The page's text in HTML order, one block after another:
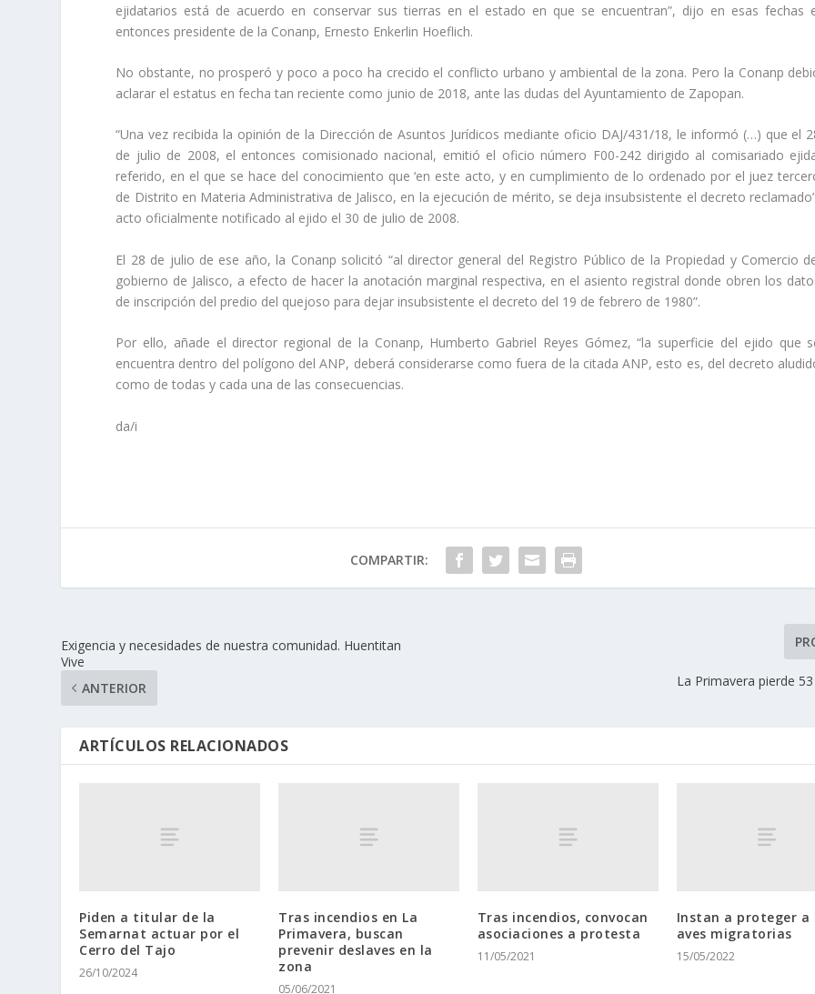
ejidatarios está de acuerdo en conservar sus tierras en el estado en que se encuentran”, dijo en esas fechas
entonces presidente de la Conanp, Ernesto Enkerlin Hoeflich.
No obstante, no prosperó y poco a poco ha crecido el conflicto urbano y ambiental de la zona. Pero la Conanp
aclarar el estatus en fecha tan reciente como junio de 2018, ante las dudas del Ayuntamiento de Zapopan.
“Una vez recibida la opinión de la Dirección de Asuntos Jurídicos mediante oficio DAJ/431/18, le informó (…) que el
de julio de 2008, el entonces comisionado nacional, emitió el oficio número F00-242 dirigido al comisariado
referido, en el que se hace del conocimiento que ‘en este acto, y en cumplimiento de lo ordenado por el juez
de Distrito en Materia Administrativa de Jalisco, en la ejecución de mérito, se deja insubsistente el decreto
acto oficialmente notificado al ejido el 30 de julio de 2008.
El 28 de julio de ese año, la Conanp solicitó “al director general del Registro Público de la Propiedad y Comercio
gobierno de Jalisco, a efecto de hacer la anotación marginal respectiva, en el asiento registral donde obren los
de inscripción del predio del quejoso para dejar insubsistente el decreto del 19 de febrero de 1980”.
Por ello, añade el director regional de la Conanp, Humberto Gabriel Reyes Gómez, “la superficie del ejido que
encuentra dentro del polígono del ANP, deberá considerarse como fuera de la citada ANP, esto es, del decreto
como de todas y cada una de las consecuencias.
da/i
COMPARTIR:
Exigencia y necesidades de nuestra comunidad. Huentitan
Vive
ANTERIOR
La Primavera pierde
ARTÍCULOS RELACIONADOS
Piden a titular de la
Semarnat actuar por el
Cerro del Tajo
26/10/2024
Tras incendios en La
Primavera, buscan
prevenir deslaves en la
zona
05/06/2021
Tras incendios, convocan
asociaciones a protesta
11/05/2021
Instan a proteger a
aves migratorias
15/05/2022